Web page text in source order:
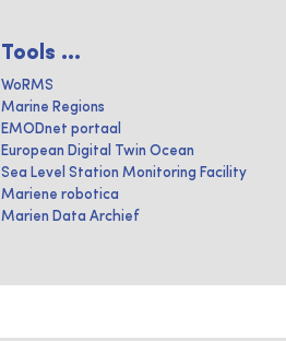
Tools ...
WoRMS
Marine Regions
EMODnet portaal
European Digital Twin Ocean
Sea Level Station Monitoring Facility
Mariene robotica
Marien Data Archief